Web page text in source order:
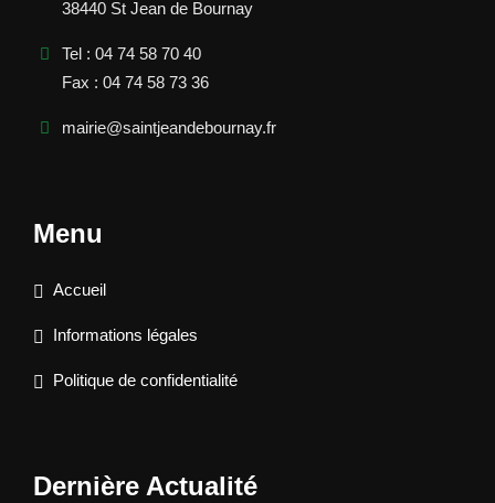
38440 St Jean de Bournay
Tel : 04 74 58 70 40
Fax : 04 74 58 73 36
mairie@saintjeandebournay.fr
Menu
Accueil
Informations légales
Politique de confidentialité
Dernière Actualité